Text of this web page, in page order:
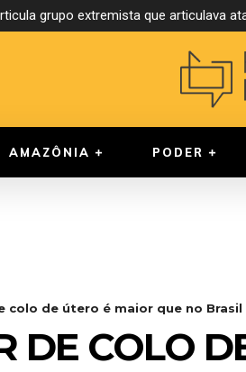
grupo extremista que articulava
AMAZÔNIA PODER
colo de útero é maior que no Brasil
DE COLO